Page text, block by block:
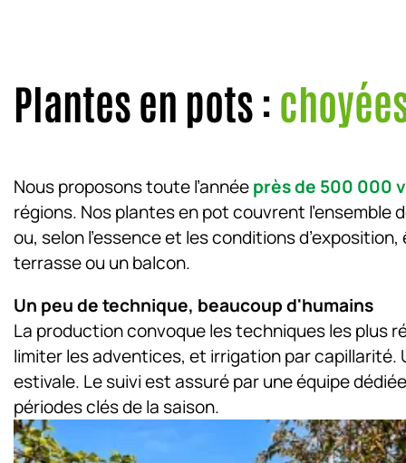
Plantes en pots :
Nous proposons toute l’annéeprès de 500 000
régions. Nos plantes en pot couvrent l’ensemble
ou, selon l’essence et les conditions
terrasse ou un balcon.
Un peu de technique, beaucoup d'humains
La production convoque les techniques les plus
limiter les adventices, et irrigation par
estivale. Le suivi est assuré par une équipe
périodes clés de la saison.